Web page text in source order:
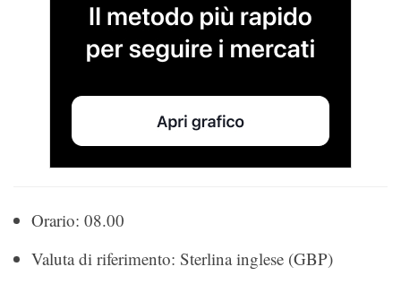
Orario: 08.00
Valuta di riferimento: Sterlina inglese (GBP)